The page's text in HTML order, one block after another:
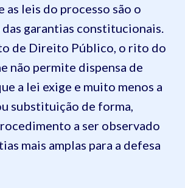
as leis do processo são o
garantias constitucionais.
de Direito Público, o rito do
não permite dispensa de
a lei exige e muito menos a
substituição de forma,
a ser observado
mais amplas para a defesa